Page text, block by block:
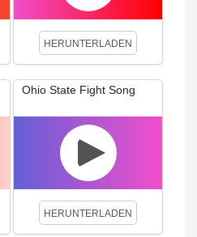
HERUNTERLADEN
Ohio State Fight Song
HERUNTERLADEN